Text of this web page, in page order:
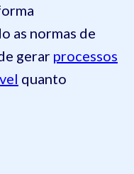
as normas de
gerar processos
quanto